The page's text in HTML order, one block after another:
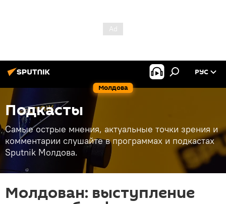
Молдова
РУС
Подкасты
Самые острые мнения, актуальные точки зрения и
комментарии слушайте в программах и подкастах
Sputnik Молдова.
Молдован: выступление